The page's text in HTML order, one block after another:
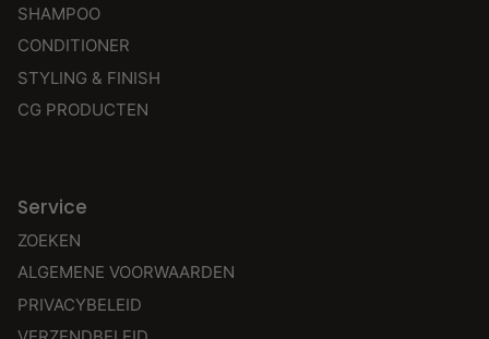
SHAMPOO
CONDITIONER
STYLING & FINISH
CG PRODUCTEN
Service
ZOEKEN
ALGEMENE VOORWAARDEN
PRIVACYBELEID